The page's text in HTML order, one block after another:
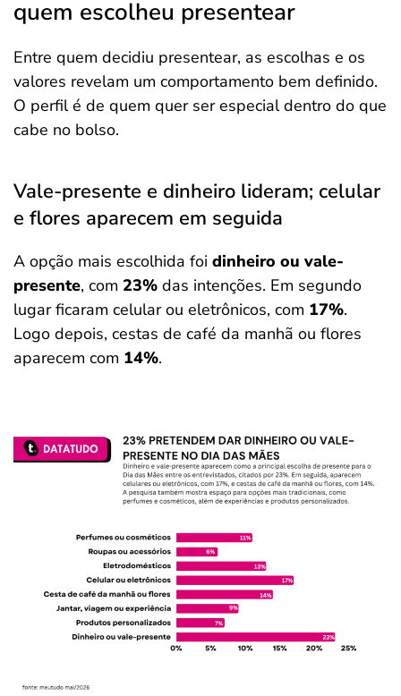
quem escolheu presentear
Entre quem decidiu presentear, as escolhas e os
valores revelam um comportamento bem definido.
O perfil é de quem quer ser especial dentro do que
cabe no bolso.
Vale-presente e dinheiro lideram; celular
e flores aparecem em seguida
A opção mais escolhida foi dinheiro ou vale-
presente, com 23% das intenções. Em segundo
lugar ficaram celular ou eletrônicos, com 17%.
Logo depois, cestas de café da manhã ou flores
aparecem com 14%.